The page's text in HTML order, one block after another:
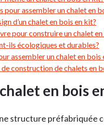
pour assembler un chalet en
d’un chalet en bois en kit?
pour construire un chalet
ils écologiques et durables?
assembler un chalet en bois
construction de chalets en
en bois
structure préfabriquée